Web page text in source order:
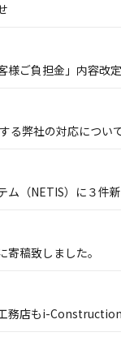
様ご負担金」内容改定
る弊社の対応につい
ム（NETIS）に３件
稿致しました。
務店もi-